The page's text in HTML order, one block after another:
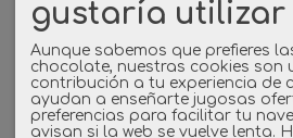
Facebook
Cupones
gustaría utilizar
Aunque sabemos que prefieres
chocolate, nuestras cookies son
contribución a tu experiencia de
ayudan a enseñarte jugosas
preferencias para facilitar tu
avisan si la web se vuelve lenta.